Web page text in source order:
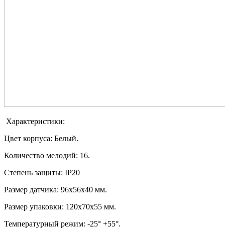
Характеристики:
Цвет корпуса: Белый.
Количество мелодий: 16.
Степень защиты: IP20
Размер датчика: 96х56х40 мм.
Размер упаковки: 120х70х55 мм.
Температурный режим: -25° +55°.